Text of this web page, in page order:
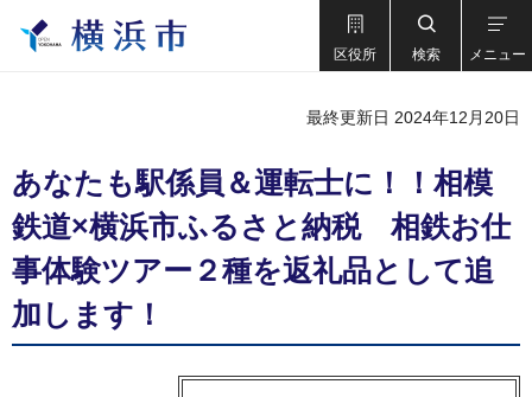
区役所 検索 メニュー
最終更新日 2024年12月20日
あなたも駅係員＆運転士に！！相模
鉄道×横浜市ふるさと納税 相鉄お仕
事体験ツアー２種を返礼品として追
加します！